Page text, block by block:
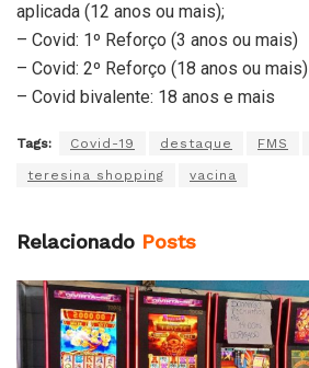
aplicada (12 anos ou mais);
– Covid: 1º Reforço (3 anos ou mais)
– Covid: 2º Reforço (18 anos ou mais)
– Covid bivalente: 18 anos e mais
Tags: Covid-19 destaque FMS
teresina shopping vacina
Relacionado Posts